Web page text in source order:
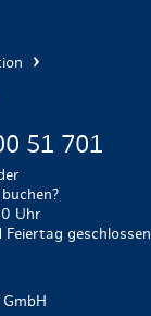
51 701
Uhr
geschlossen